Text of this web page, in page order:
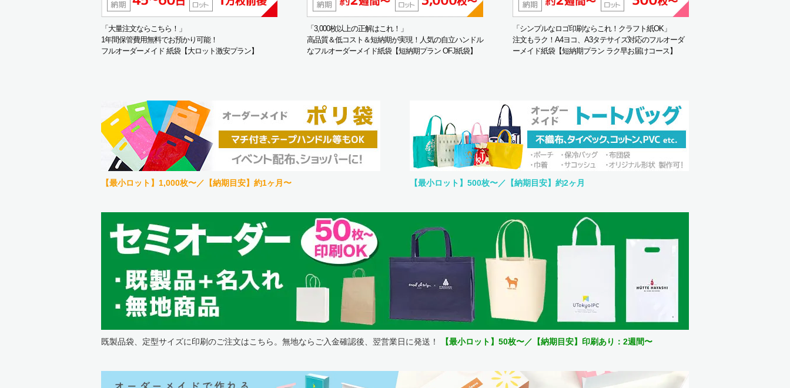
「大量注文ならこちら！」
1年間保管費用無料でお預かり可能！
フルオーダーメイド 紙袋【大ロット激安プラン】
「3,000枚以上の正解はこれ！」
高品質＆低コスト＆短納期が実現！人気の自立ハンドル
なフルオーダーメイド紙袋【短納期プラン OFJ紙袋】
「シンプルなロゴ印刷ならこれ！クラフト紙OK」
注文もラク！A4ヨコ、A3タテサイズ対応のフルオーダ
ーメイド紙袋【短納期プラン ラク早お届けコース】
【最小ロット】1,000枚〜／【納期目安】約1ヶ月〜 【最小ロット】500枚〜／【納期目安】約2ヶ月
既製品袋、定型サイズに印刷のご注文はこちら。無地ならご入金確認後、翌営業日に発送！ 【最小ロット】50枚〜／【納期目安】印刷あり：2週間〜